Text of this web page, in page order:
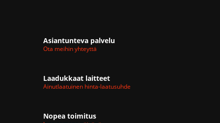
Asiantunteva palvelu
Ota meihin yhteyttä
Laadukkaat laitteet
Ainutlaatuinen hinta-laatusuhde
Nopea toimitus